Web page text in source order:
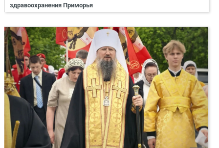
здравоохранения Приморья